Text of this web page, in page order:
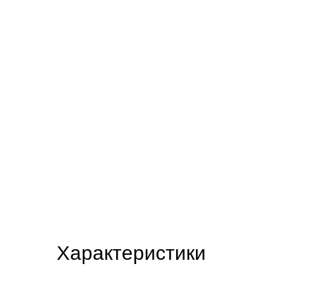
Характеристики